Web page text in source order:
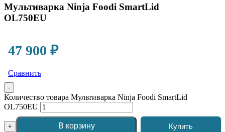
Мультиварка Ninja Foodi SmartLid
OL750EU
47 900 ₽
Сравнить
-
Количество товара Мультиварка Ninja Foodi SmartLid
OL750EU
+ В корзину Купить